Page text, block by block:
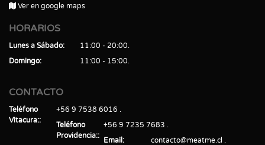
Ver en google maps
HORARIOS
Lunes a Sábado
11:00 - 20:00
Domingo
11:00 - 15:00
CONTACTO
Teléfono
Vitacura:
+56 9 7538 6016
Teléfono
Providencia:
+56 9 7235 7683
Email
contacto@meatme.cl